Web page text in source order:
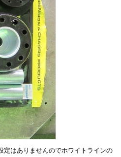
定はありませんのでホワイトラインの